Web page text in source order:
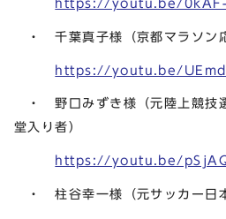
https://youtu.be/0kAF-
・ 千葉真子様（京都マラソン
https://youtu.be/
・ 野口みずき様（元陸上競技
堂入り者）
https://youtu.be/
・ 柱谷幸一様（元サッカー日